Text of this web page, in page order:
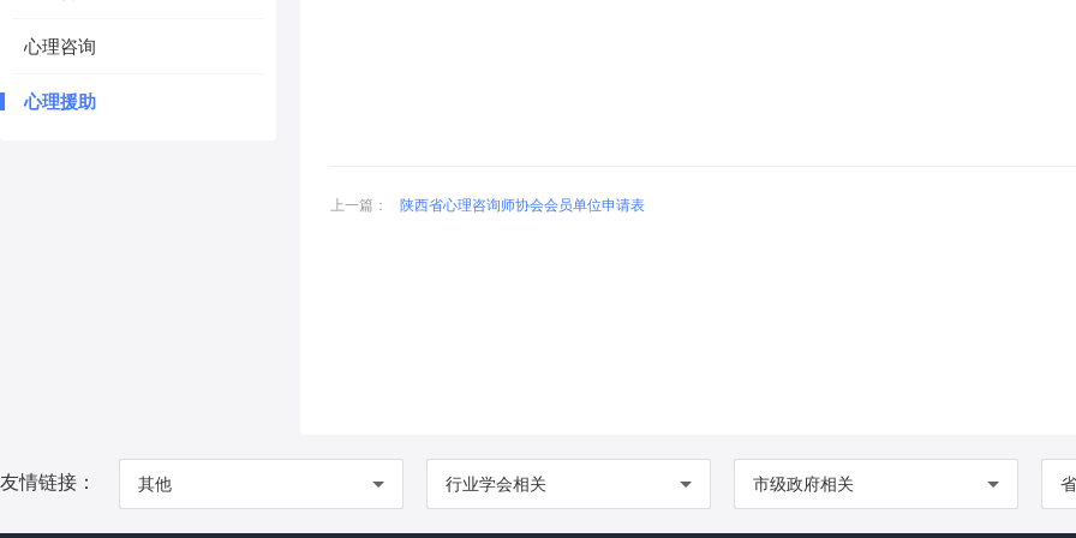
心理咨询
心理援助
上一篇： 陕西省心理咨询师协会会员单位申请表
友情链接： 其他 行业学会相关 市级政府相关